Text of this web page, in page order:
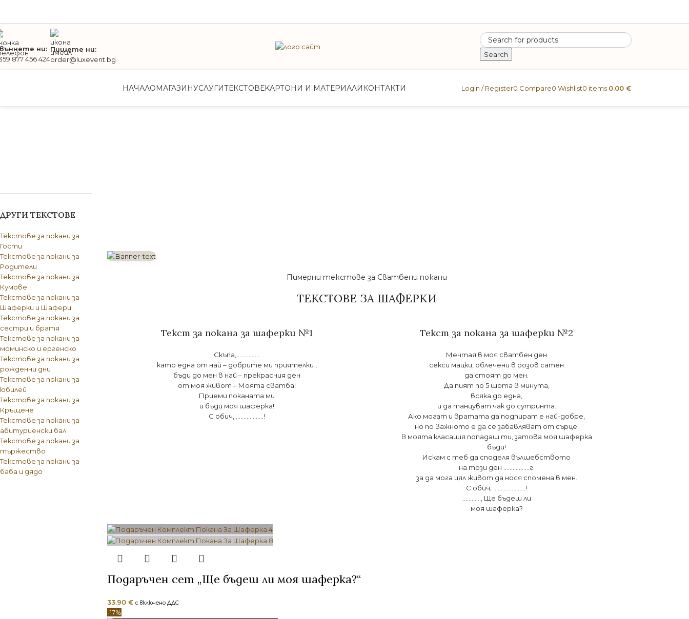
ни:
877 456 424
Пишете ни:
order@luxevent.bg
Search
НАЧАЛОМАГАЗИНУСЛУГИТЕКСТОВЕKАРТОНИ И МАТЕРИАЛИ КОНТАКТИ Login / Register0 Compare0 Wishlist0 items 0.00 €
ДРУГИ ТЕКСТОВЕ
Текстове за покани за
Гости
Текстове за покани за
Родители
Текстове за покани за
Кумове
Текстове за покани за
Шаферки и Шафери
Текстове за покани за
сестри и братя
Текстове за покани за
моминско и ергенско
Текстове за покани за
рожденни дни
Текстове за покани за
юбилей
Текстове за покани за
Кръщене
Текстове за покани за
абитуриенски бал
Текстове за покани за
тържество
Текстове за покани за
баба и дядо
Пимерни текстове за Сватбени покани
ТЕКСТОВЕ ЗА ШАФЕРКИ
Текст за покана за шаферки №1
Скъпа,...............
като една от най – добрите ми приятелки ,
бъди до мен в най – прекрасния ден
от моя живот – Моята сватба!
Приеми поканата ми
и бъди моя шаферка!
С обич, ………………!
Текст за покана за шаферки №2
Мечтая в моя сватбен ден
секси мацки, облечени в розов сатен
да стоят до мен.
Да пият по 5 шота в минута,
всяка до една,
и да танцуват чак до сутринта.
Ако могат и вратата да подпират е най-добре,
но по важното е да се забавляват от сърце.
В моята класация попадаш ти, затова моя шаферка
бъди!
Искам с теб да споделя вълшебството
на този ден ……………..г.
за да мога цял живот да нося спомена в мен.
С обич, …………………!
…………, Ще бъдеш ли
моя шаферка?
Подаръчен сет „Ще бъдеш ли моя шаферка?“
33.90 € с включено ДДС
-17%